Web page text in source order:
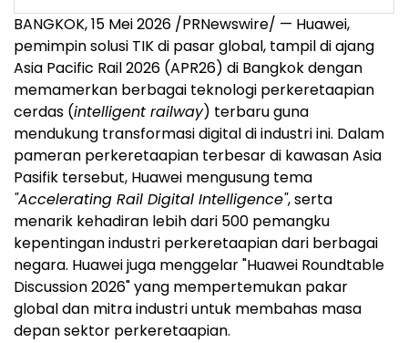
BANGKOK, 15 Mei 2026 /PRNewswire/ — Huawei,
pemimpin solusi TIK di pasar global, tampil di ajang
Asia Pacific Rail 2026 (APR26) di Bangkok dengan
memamerkan berbagai teknologi perkeretaapian
cerdas (intelligent railway) terbaru guna
mendukung transformasi digital di industri ini. Dalam
pameran perkeretaapian terbesar di kawasan Asia
Pasifik tersebut, Huawei mengusung tema
"Accelerating Rail Digital Intelligence", serta
menarik kehadiran lebih dari 500 pemangku
kepentingan industri perkeretaapian dari berbagai
negara. Huawei juga menggelar "Huawei Roundtable
Discussion 2026" yang mempertemukan pakar
global dan mitra industri untuk membahas masa
depan sektor perkeretaapian.